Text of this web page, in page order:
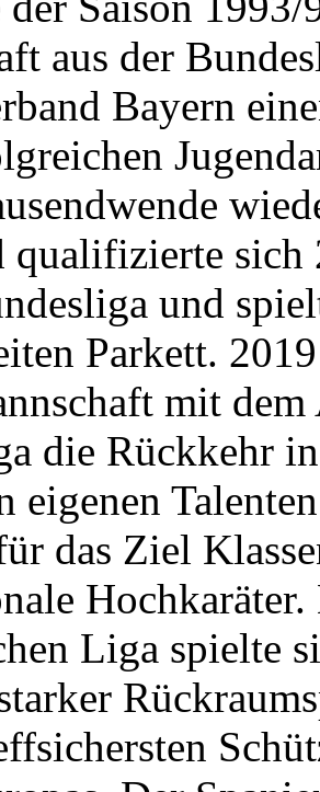
aus der
Bayern
qualifizierte sich
und
Parkett.
mit
die Rückkehr
eigenen
das Ziel
Liga spielte